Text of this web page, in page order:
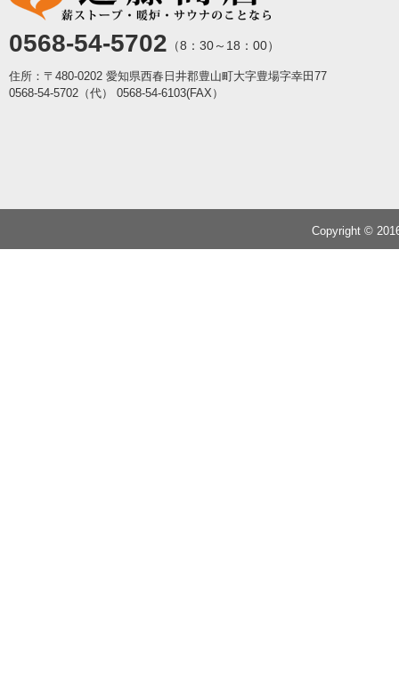
0568-54-5702 （8：30～18：00）
住所：〒480-0202 愛知県西春日井郡豊山町大字豊場字幸田77
0568-54-5702（代）
0568-54-6103(FAX）
Copyright ©